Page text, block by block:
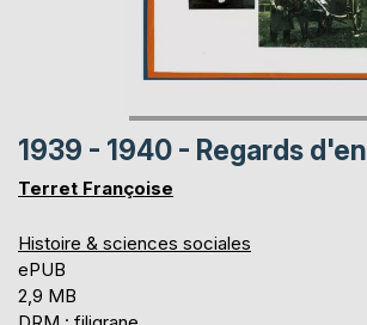
1939 - 1940 - Regards
Terret Françoise
Histoire & sciences sociales
ePUB
2,9 MB